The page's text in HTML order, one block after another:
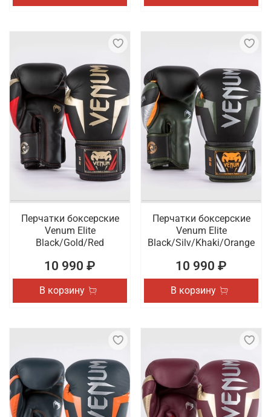
Перчатки боксерские
Venum Elite
Black/Gold/Red
10 990 ₽
В корзину
Перчатки боксерские
Venum Elite
Black/Silv/Khaki/Orange
10 990 ₽
В корзину